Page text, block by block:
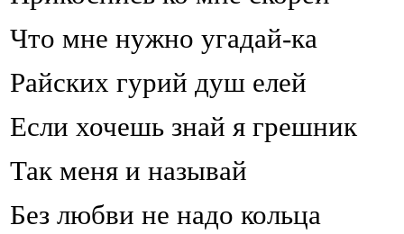
Что мне нужно угадай-ка
Райских гурий душ елей
Если хочешь знай я грешник
Так меня и называй
Без любви не надо кольца